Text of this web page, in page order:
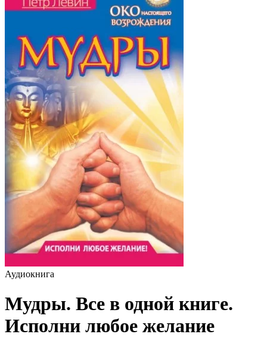
Аудиокнига
Мудры. Все в одной книге.
Исполни любое желание